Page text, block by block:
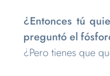
¿Entonces tú
preguntó el
¿Pero tienes que